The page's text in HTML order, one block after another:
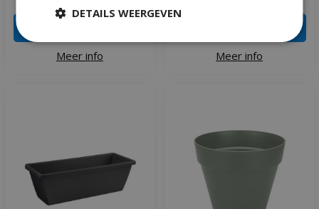
Meer info Meer info
DETAILS WEERGEVEN